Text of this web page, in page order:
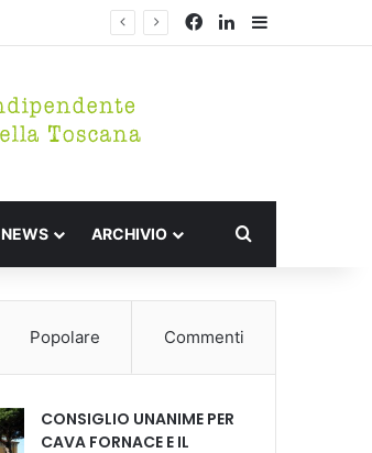
Facebook
LinkedIn
NEWS ARCHIVIO
Popolare Commenti
CONSIGLIO UNANIME PER
CAVA FORNACE E IL